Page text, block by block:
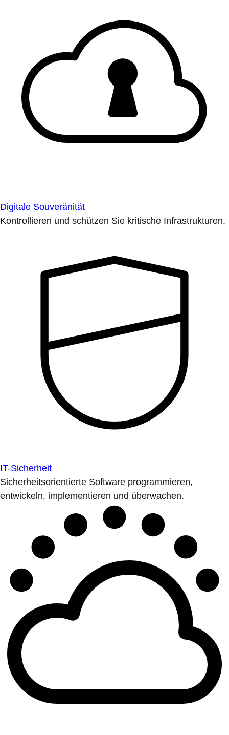
Digitale Souveränität
Kontrollieren und schützen Sie kritische Infrastrukturen.
IT-Sicherheit
Sicherheitsorientierte Software programmieren,
entwickeln, implementieren und überwachen.